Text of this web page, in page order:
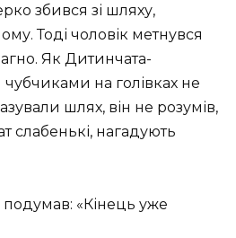
збився зі шляху,
Тоді чоловік метнувся
Як Дитинчата-
чубчиками на голівках не
шлях, він не розумів,
слабенькі, нагадують
«Кінець уже